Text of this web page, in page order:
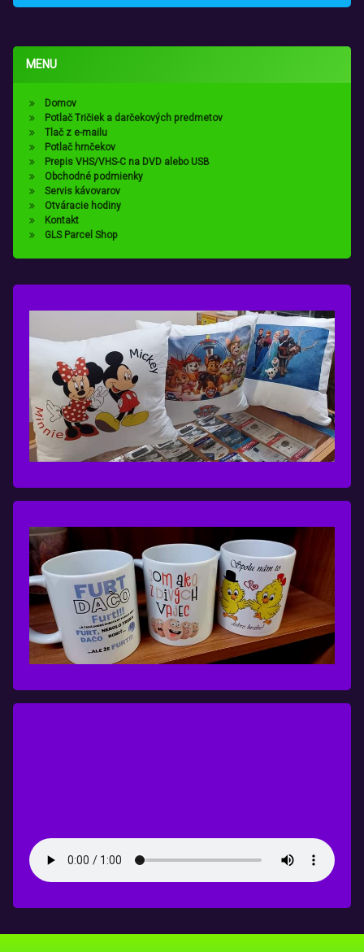
MENU
Domov
Potlač Tričiek a darčekových predmetov
Tlač z e-mailu
Potlač hrnčekov
Prepis VHS/VHS-C na DVD alebo USB
Obchodné podmienky
Servis kávovarov
Otváracie hodiny
Kontakt
GLS Parcel Shop